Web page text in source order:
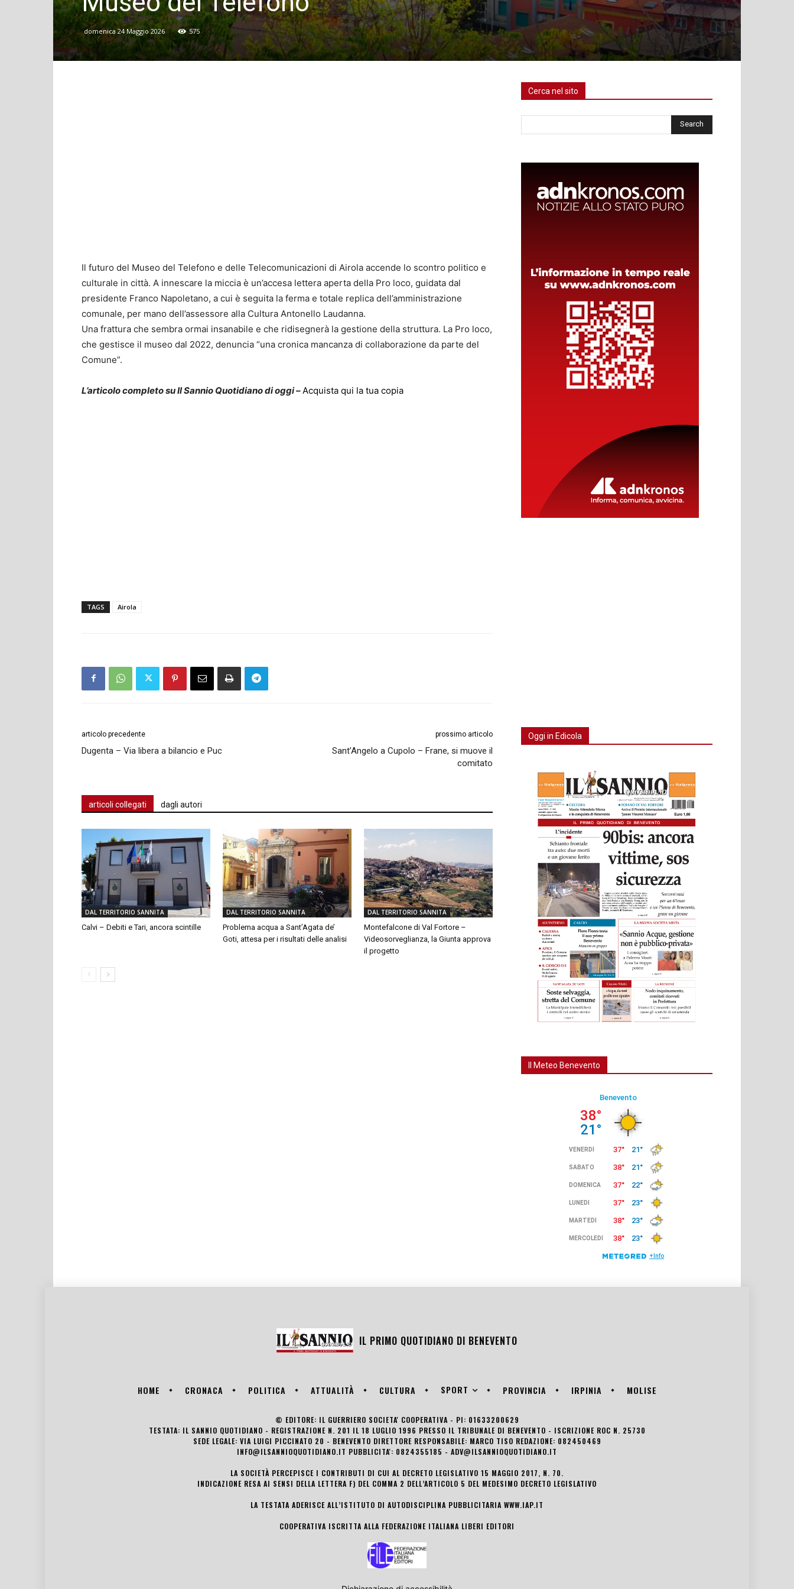
domenica 24 Maggio 2026 575
Il futuro del Museo del Telefono e delle Telecomunicazioni di Airola accende lo scontro politico e
culturale in città. A innescare la miccia è un’accesa lettera aperta della Pro loco, guidata dal
presidente Franco Napoletano, a cui è seguita la ferma e totale replica dell’amministrazione
comunale, per mano dell’assessore alla Cultura Antonello Laudanna.
Una frattura che sembra ormai insanabile e che ridisegnerà la gestione della struttura. La Pro loco,
che gestisce il museo dal 2022, denuncia “una cronica mancanza di collaborazione da parte del
Comune”.
L’articolo completo su Il Sannio Quotidiano di oggi –Acquista qui la tua copia
TAGS Airola
articolo precedente
Dugenta – Via libera a bilancio e Puc
prossimo articolo
Sant’Angelo a Cupolo – Frane, si muove il
comitato
articoli collegati dagli autori
DAL TERRITORIO SANNITA
Calvi – Debiti e Tari, ancora scintille
DAL TERRITORIO SANNITA
Problema acqua a Sant’Agata de’
Goti, attesa per i risultati delle analisi
DAL TERRITORIO SANNITA
Montefalcone di Val Fortore –
Videosorveglianza, la Giunta approva
il progetto
Cerca nel sito
Oggi in Edicola
Il Meteo Benevento
IL PRIMO QUOTIDIANO DI BENEVENTO
HOME CRONACA POLITICA ATTUALITÀ CULTURA SPORT PROVINCIA IRPINIA MOLISE
© EDITORE: IL GUERRIERO SOCIETA' COOPERATIVA - PI: 01633200629
TESTATA: IL SANNIO QUOTIDIANO - REGISTRAZIONE N. 201 IL 18 LUGLIO 1996 PRESSO IL TRIBUNALE DI BENEVENTO - ISCRIZIONE ROC N. 25730
SEDE LEGALE: VIA LUIGI PICCINATO 20 - BENEVENTO DIRETTORE RESPONSABILE: MARCO TISO REDAZIONE: 082450469
INFO@ILSANNIOQUOTIDIANO.IT PUBBLICITA': 0824355185 - ADV@ILSANNIOQUOTIDIANO.IT
LA SOCIETÀ PERCEPISCE I CONTRIBUTI DI CUI AL DECRETO LEGISLATIVO 15 MAGGIO 2017, N. 70.
INDICAZIONE RESA AI SENSI DELLA LETTERA F) DEL COMMA 2 DELL’ARTICOLO 5 DEL MEDESIMO DECRETO LEGISLATIVO
LA TESTATA ADERISCE ALL’ISTITUTO DI AUTODISCIPLINA PUBBLICITARIA WWW.IAP.IT
COOPERATIVA ISCRITTA ALLA FEDERAZIONE ITALIANA LIBERI EDITORI